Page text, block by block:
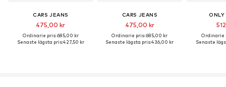
CARS JEANS
475,00 kr
Ordinarie pris: 685,00 kr
Senaste lägsta pris:427,50 kr
CARS JEANS
475,00 kr
Ordinarie pris: 685,00 kr
Senaste lägsta pris:436,00 kr
Ordinarie
Senaste